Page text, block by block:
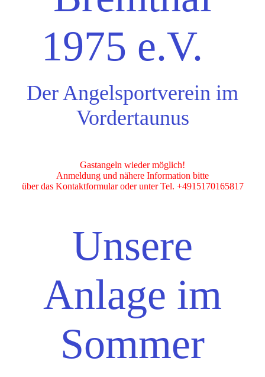
1975 e.V.
Der Angelsportverein im
Vordertaunus
Gastangeln wieder möglich!
Anmeldung und nähere Information bitte
über das Kontaktformular oder unter Tel. +4915170165817
Unsere
Anlage im
Sommer